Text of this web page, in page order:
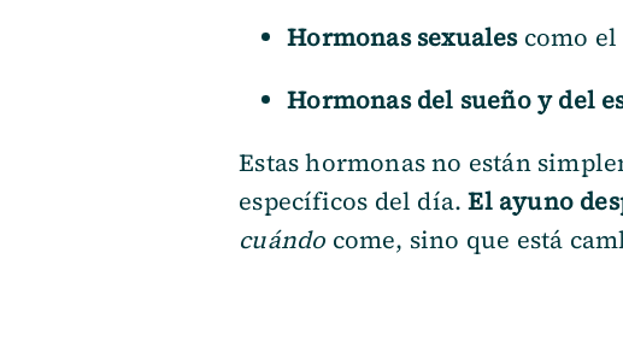
Hormonas sexualescomo el
Hormonas del sueño y del
Estas hormonas no están
específicos del día.El ayuno
cuándo come, sino que está